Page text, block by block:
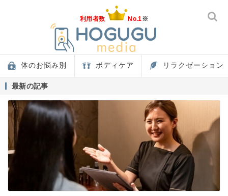
利用者数 No.1 ※
体のお悩み別 ボディケア リラクゼーション
最新の記事